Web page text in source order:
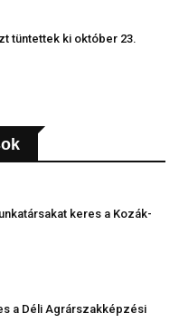
tüntettek ki október 23.
keres a Kozák-
a Déli Agrárszakképzési